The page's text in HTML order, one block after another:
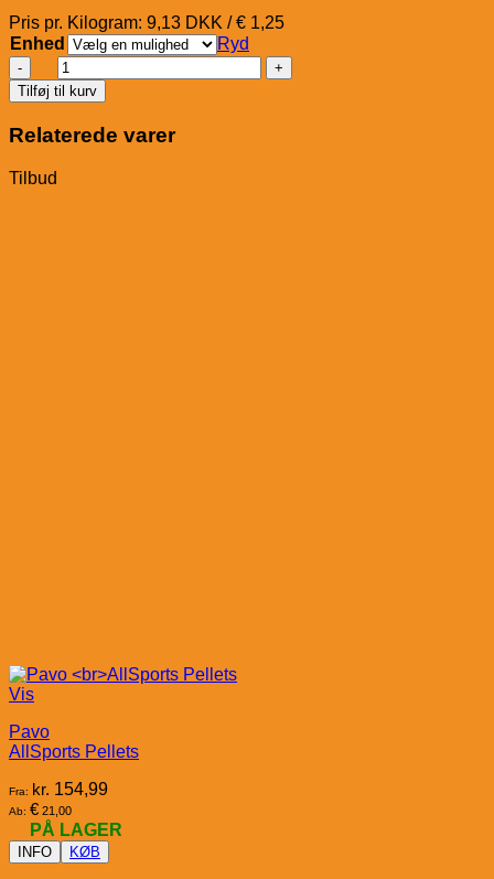
Pris pr. Kilogram: 9,13 DKK / € 1,25
Enhed
Ryd
Pavo
Cerevit
Müsli
antal
Tilføj til kurv
Relaterede varer
Tilbud
Vis
Pavo
AllSports Pellets
Fra: kr. 154,99
Ab: € 21,00
PÅ LAGER
INFO KØB